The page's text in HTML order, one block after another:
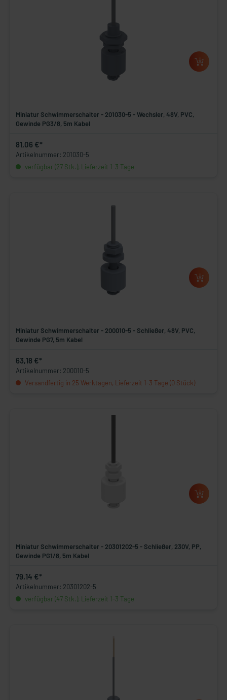
Miniatur Schwimmerschalter - 201030-5 - Wechsler, 48V, PVC,
Gewinde PG3/8, 5m Kabel
81,06 €*
Artikelnummer: 201030-5
verfügbar (27 Stk.), Lieferzeit 1-3 Tage
Miniatur Schwimmerschalter - 200010-5 - Schließer, 48V, PVC,
Gewinde PG7, 5m Kabel
63,18 €*
Artikelnummer: 200010-5
Versandfertig in 25 Werktagen, Lieferzeit 1-3 Tage (0 Stück)
Miniatur Schwimmerschalter - 20301202-5 - Schließer, 230V, PP,
Gewinde PG1/8, 5m Kabel
79,14 €*
Artikelnummer: 20301202-5
verfügbar (47 Stk.), Lieferzeit 1-3 Tage